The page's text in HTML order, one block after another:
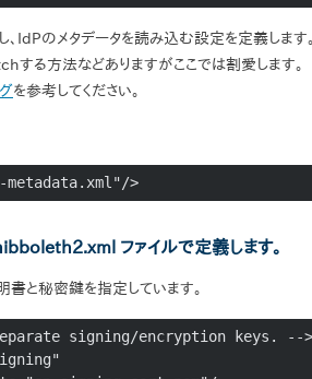
IdPのメタデータを読み込む設定を定義します
する方法などありますがここでは割愛します。
を参考してください。
metadata.xml"/>
ファイルで定義します。
書と秘密鍵を指定しています。
signing/encryption keys. -->